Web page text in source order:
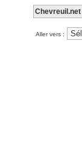
Chevreuil.net
Aller vers :